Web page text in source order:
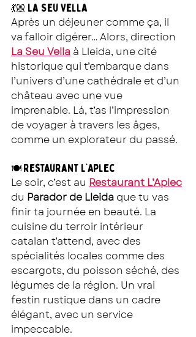
💃🏼 La Seu Vella
Après un déjeuner comme ça, il
va falloir digérer… Alors, direction
La Seu Vella à Lleida, une cité
historique qui t’embarque dans
l’univers d’une cathédrale et d’un
château avec une vue
imprenable. Là, t’as l’impression
de voyager à travers les âges,
comme un explorateur du passé.
🍽 Restaurant L’Aplec
Le soir, c’est au Restaurant L’Aplec
du Parador de Lleida que tu vas
finir ta journée en beauté. La
cuisine du terroir intérieur
catalan t’attend, avec des
spécialités locales comme des
escargots, du poisson séché, des
légumes de la région. Un vrai
festin rustique dans un cadre
élégant, avec un service
impeccable.